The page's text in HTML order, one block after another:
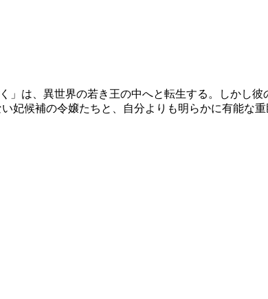
」は、異世界の若き王の中へと転生する。しかし
妃候補の令嬢たちと、自分よりも明らかに有能な